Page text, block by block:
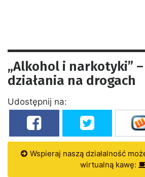
„Alkohol i narkotyki”
działania na drogach
Udostępnij na:
Wspieraj naszą działalność
wirtualną kawę: